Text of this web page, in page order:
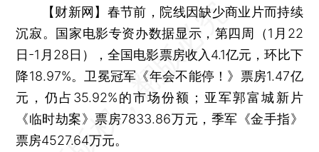
【财新网】 春节前，院线因缺少商业片而持续
沉寂。国家电影专资办数据显示，第四周（1月22
日-1月28日），全国电影票房收入4.1亿元，环比下
降18.97%。卫冕冠军《年会不能停！》票房1.47亿
元，仍占35.92%的市场份额；亚军郭富城新片
《临时劫案》票房7833.86万元，季军《金手指》
票房4527.64万元。